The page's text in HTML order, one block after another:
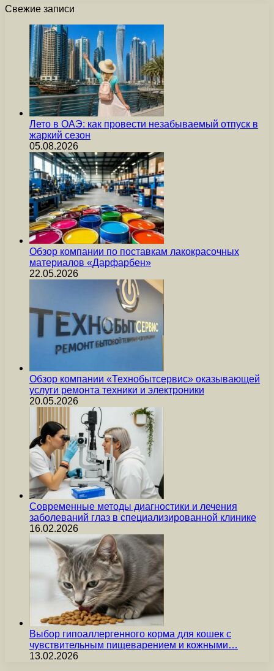
Свежие записи
Лето в ОАЭ: как провести незабываемый отпуск в
жаркий сезон
05.08.2026
Обзор компании по поставкам лакокрасочных
материалов «Дарфарбен»
22.05.2026
Обзор компании «Технобытсервис» оказывающей
услуги ремонта техники и электроники
20.05.2026
Современные методы диагностики и лечения
заболеваний глаз в специализированной клинике
16.02.2026
Выбор гипоаллергенного корма для кошек с
чувствительным пищеварением и кожными…
13.02.2026